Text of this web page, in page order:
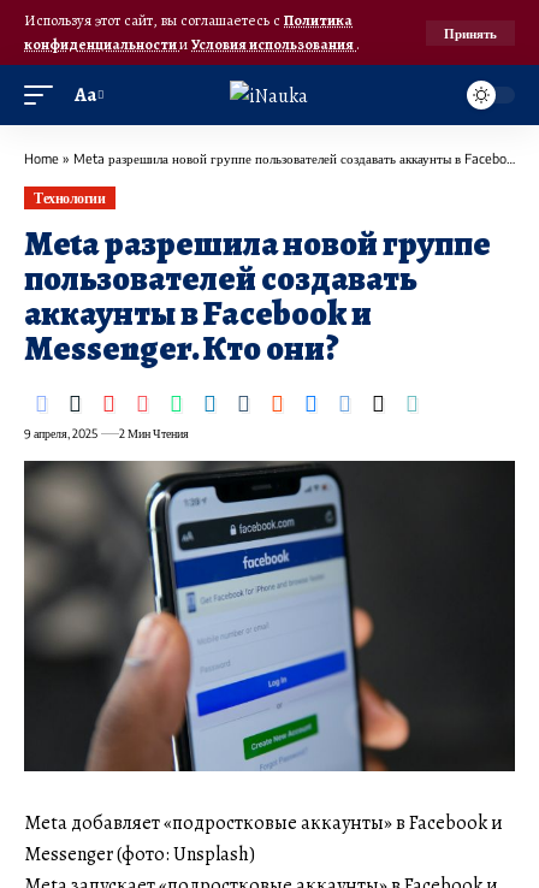
Используя этот сайт, вы соглашаетесь с Политика
конфиденциальностииУсловия использования.
Принять
Аа
Home » Meta разрешила новой группе пользователей создавать аккаунты в Facebook и Messenger. Кто они?
Технологии
Meta разрешила новой группе
пользователей создавать
аккаунты в Facebook и
Messenger. Кто они?
9 апреля, 2025 2 Мин Чтения
Meta добавляет «подростковые аккаунты» в Facebook и
Messenger (фото: Unsplash)